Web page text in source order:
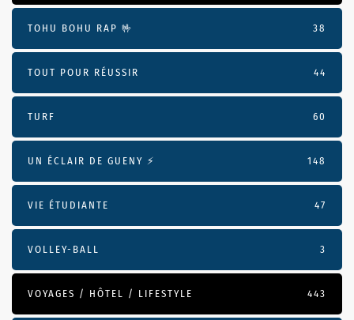
TOHU BOHU RAP 🤟 38
TOUT POUR RÉUSSIR 44
TURF 60
UN ÉCLAIR DE GUENY ⚡️ 148
VIE ÉTUDIANTE 47
VOLLEY-BALL 3
VOYAGES / HÔTEL / LIFESTYLE 443